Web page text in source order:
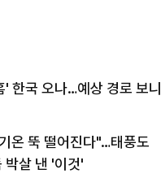
' 한국 오나…예상 경로 보니
온 뚝 떨어진다"…태풍도
박살 낸 '이것'